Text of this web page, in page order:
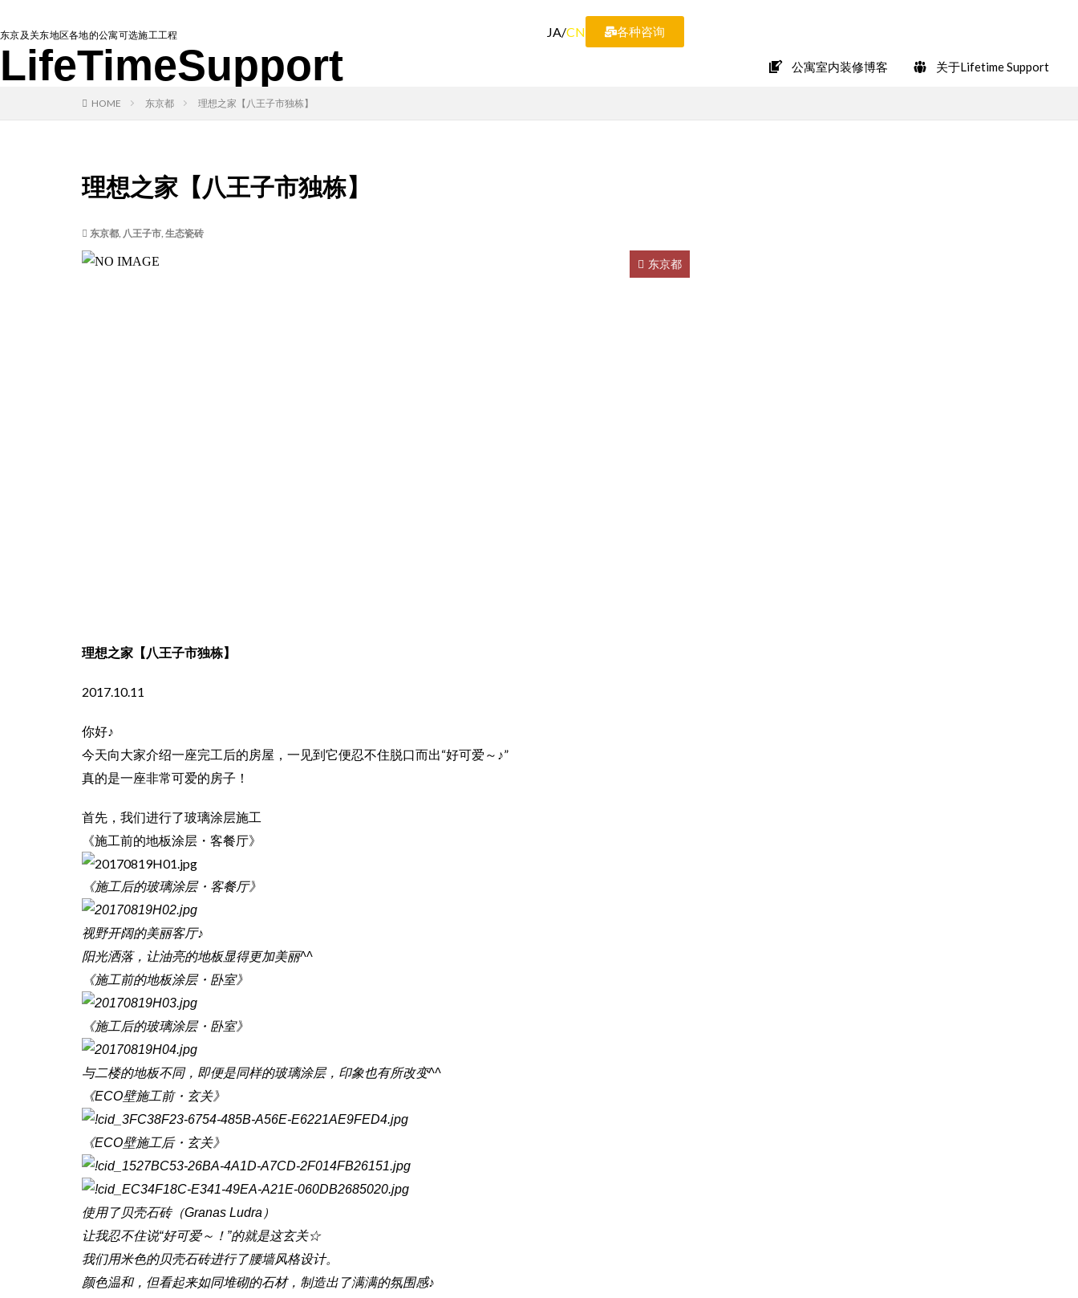
东京及关东地区各地的公寓可选施工工程
LifeTimeSupport
JA/CN 各种咨询
公寓室内装修博客 关于Lifetime Support
HOME 东京都 理想之家【八王子市独栋】
理想之家【八王子市独栋】
东京都, 八王子市, 生态瓷砖
东京都
理想之家【八王子市独栋】
2017.10.11
你好♪
今天向大家介绍一座完工后的房屋，一见到它便忍不住脱口而出“好可爱～♪”
真的是一座非常可爱的房子！
首先，我们进行了玻璃涂层施工
《施工前的地板涂层・客餐厅》
《施工后的玻璃涂层・客餐厅》
视野开阔的美丽客厅♪
阳光洒落，让油亮的地板显得更加美丽^^
《施工前的地板涂层・卧室》
《施工后的玻璃涂层・卧室》
与二楼的地板不同，即便是同样的玻璃涂层，印象也有所改变^^
《ECO壁施工前・玄关》
《ECO壁施工后・玄关》
使用了贝壳石砖（Granas Ludra）
让我忍不住说“好可爱～！”的就是这玄关☆
我们用米色的贝壳石砖进行了腰墙风格设计。
颜色温和，但看起来如同堆砌的石材，制造出了满满的氛围感♪